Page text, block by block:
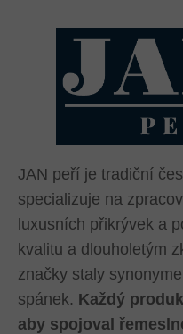
JAN peří je tradiční
specializuje na
luxusních přikrývek a
kvalitu a dlouholetým
značky staly
spánek. Každý
aby spojoval